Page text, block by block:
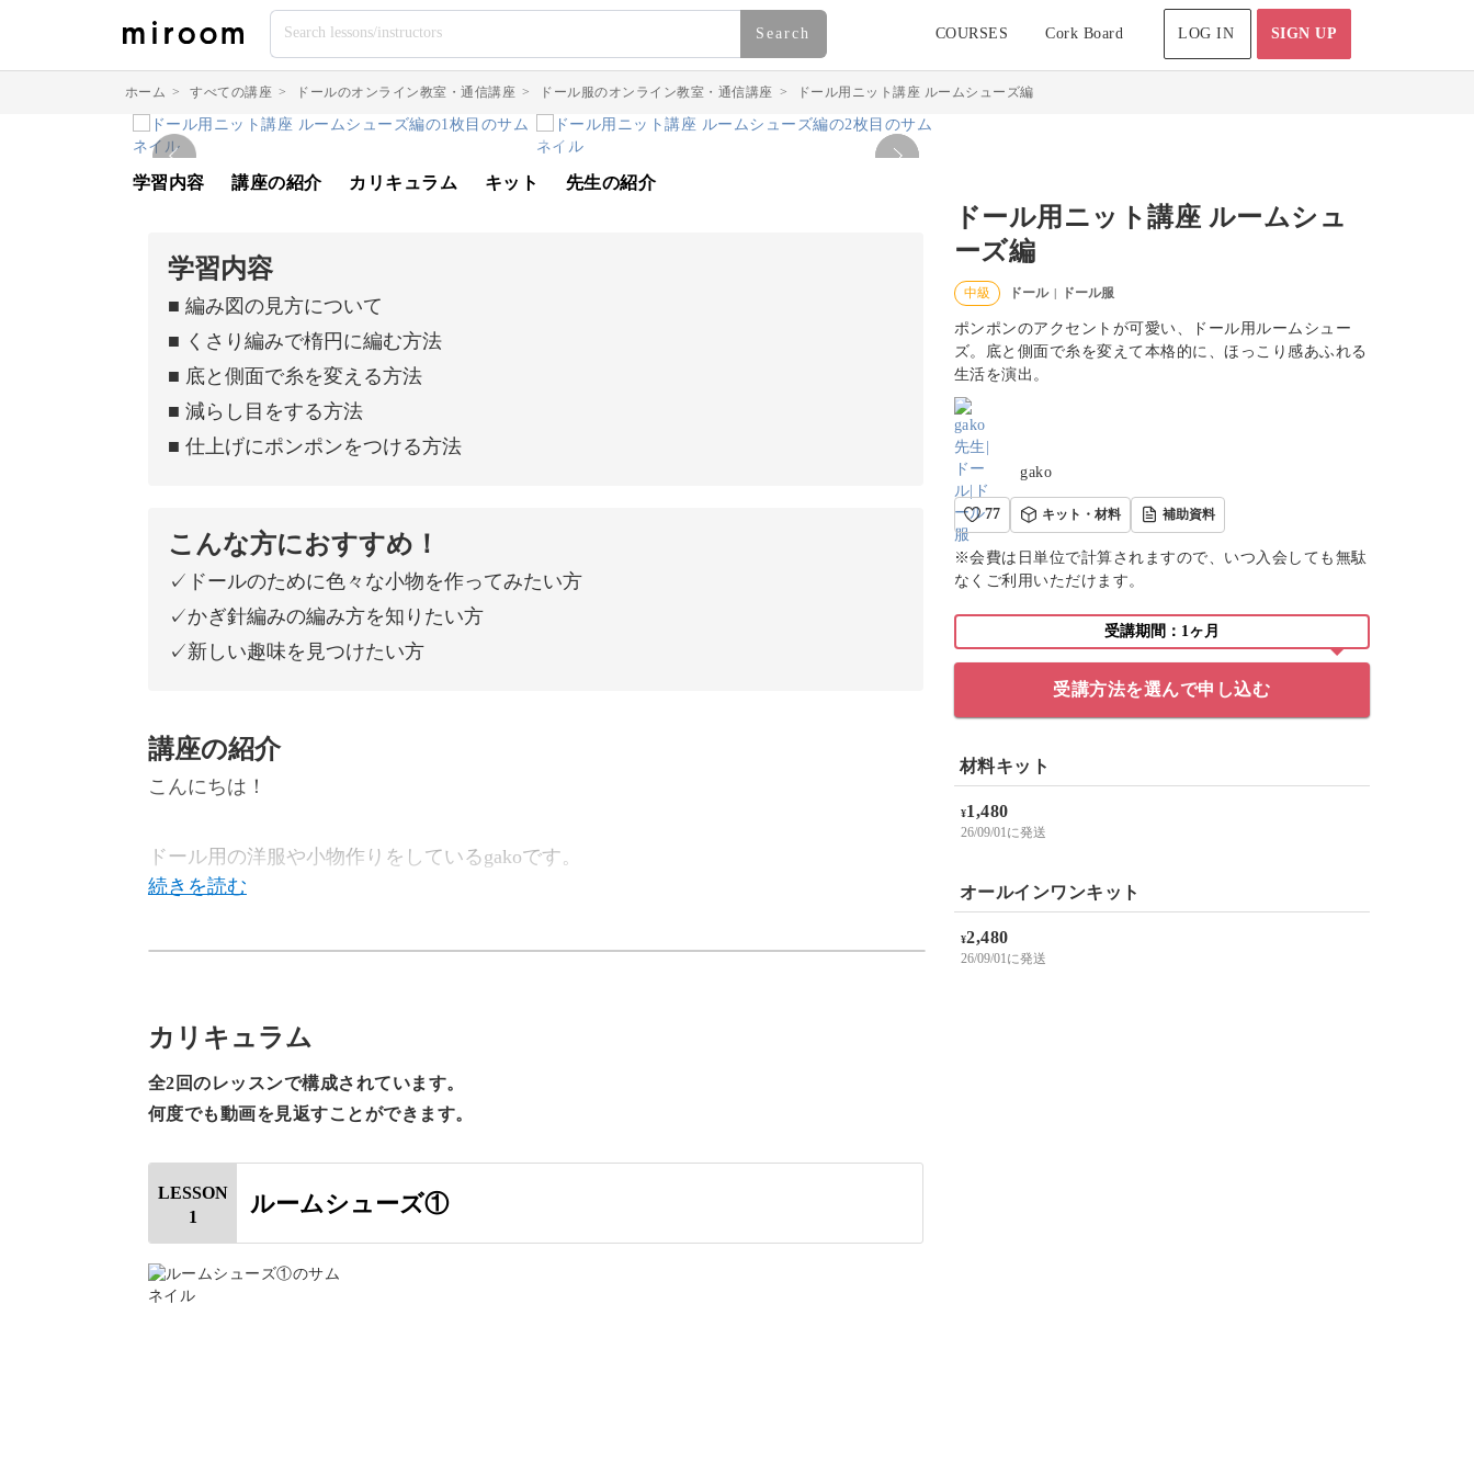
Search COURSES Cork Board LOG IN SIGN UP
ホーム > すべての講座 > ドールのオンライン教室・通信講座 > ドール服のオンライン教室・通信講座 > ドール用ニット講座 ルームシューズ編
ドール用ニット講座 ルームシュ
ーズ編
中級 ドール | ドール服
ポンポンのアクセントが可愛い、ドール用ルームシュー
ズ。底と側面で糸を変えて本格的に、ほっこり感あふれる
生活を演出。
gako
77 キット・材料 補助資料
※会費は日単位で計算されますので、いつ入会しても無駄
なくご利用いただけます。
受講期間：1ヶ月
受講方法を選んで申し込む
材料キット
¥1,480
26/09/01に発送
オールインワンキット
¥2,480
26/09/01に発送
学習内容 講座の紹介 カリキュラム キット 先生の紹介
学習内容
■ 編み図の見方について
■ くさり編みで楕円に編む方法
■ 底と側面で糸を変える方法
■ 減らし目をする方法
■ 仕上げにポンポンをつける方法
こんな方におすすめ！
✓ドールのために色々な小物を作ってみたい方
✓かぎ針編みの編み方を知りたい方
✓新しい趣味を見つけたい方
講座の紹介
こんにちは！
ドール用の洋服や小物作りをしているgakoです。
作るのはなんと、かかとからつま先まで3cmの小さなルームシューズ！
小さいなかにも、くさり編みや細編みなど手編みの基本がたくさんつまっている作品で
カリキュラム
全2回のレッスンで構成されています。
何度でも動画を見返すことができます。
LESSON
1
ルームシューズ①